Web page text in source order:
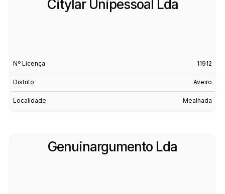
Citylar Unipessoal Lda
Nº Licença 11912
Distrito Aveiro
Localidade Mealhada
Genuinargumento Lda